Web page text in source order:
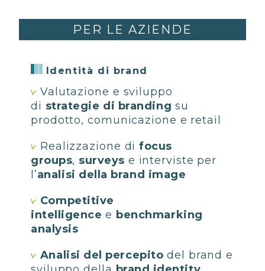
PER LE AZIENDE
Identità di brand
Valutazione e sviluppo
di strategie di branding su
prodotto, comunicazione e retail
Realizzazione difocus
groups, surveys e interviste per
l’analisi della brand image
Competitive
intelligence e benchmarking
analysis
Analisi del percepito del brand e